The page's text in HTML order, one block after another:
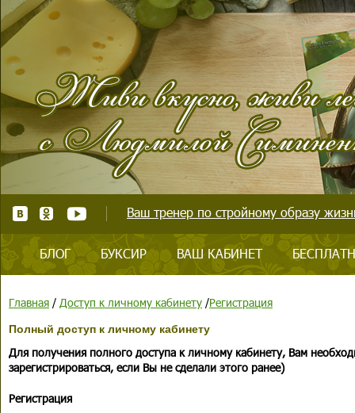
Ваш тренер по стройному образу
БЛОГ БУКСИР ВАШ КАБИНЕТ
Главная / Доступ к личному кабинету /Регистрация
Полный доступ к личному кабинету
Для получения полного доступа к личному кабинету, Вам
зарегистрироваться, если Вы не сделали этого ранее)
Регистрация